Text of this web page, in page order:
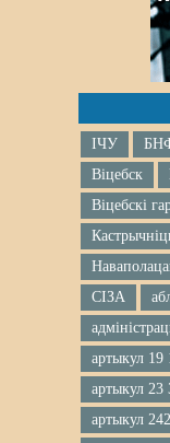
ІЧУ
Віцебск
Віцебскі
СІЗА
артыкул
артыкул
артыкул